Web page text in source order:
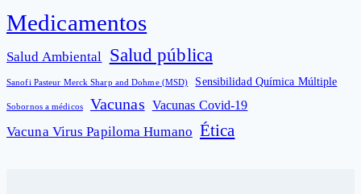
Medicamentos
Salud Ambiental Salud pública
Sanofi Pasteur Merck Sharp and Dohme (MSD) Sensibilidad Química Múltiple
Sobornos a médicos Vacunas Vacunas Covid-19
Vacuna Virus Papiloma Humano Ética